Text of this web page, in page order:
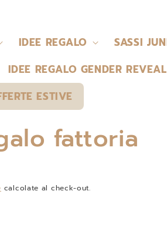
IDEE REGALO
SASSI
IDEE REGALO GENDER REVEAL
ESTIVE
fattoria
calcolate al check-out.